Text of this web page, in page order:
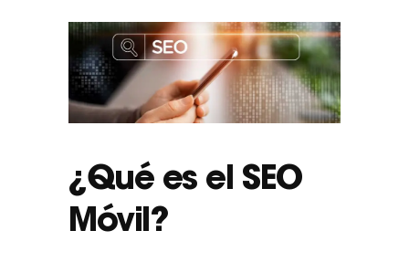
¿Qué es el SEO
Móvil?